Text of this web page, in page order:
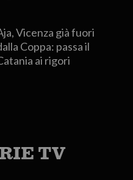
Vicenza già fuori
Coppa: passa il
ai rigori
TV